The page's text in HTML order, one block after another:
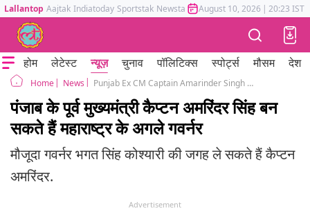
Lallantop Aajtak Indiatoday Sportstak Newstak Mumbai Tak Astrotak
August 10, 2026 | 20:23 IST
होम लेटेस्ट न्यूज़ चुनाव पॉलिटिक्स स्पोर्ट्स मौसम देश
Home News Punjab Ex CM Captain Amarinder Singh To Be Next Maharashtra Governor
पंजाब के पूर्व मुख्यमंत्री कैप्टन अमरिंदर सिंह बन
सकते हैं महाराष्ट्र के अगले गवर्नर
मौजूदा गवर्नर भगत सिंह कोश्यारी की जगह ले सकते हैं कैप्टन
अमरिंदर.
Advertisement